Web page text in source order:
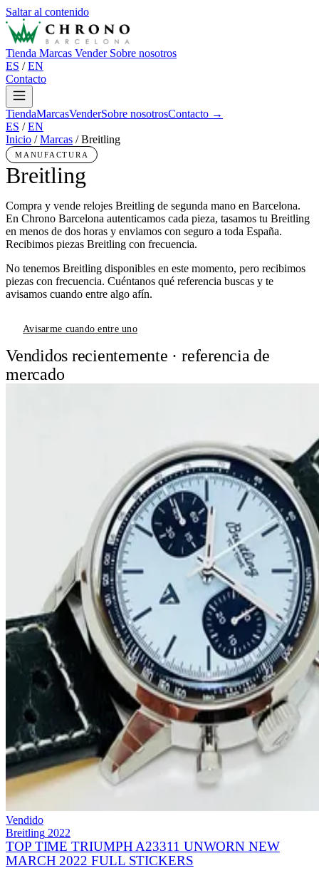
Saltar al contenido
Tienda Marcas Vender Sobre nosotros
ES / EN
Contacto
TiendaMarcasVenderSobre nosotrosContacto →
ES / EN
Inicio / Marcas / Breitling
MANUFACTURA
Breitling
Compra y vende relojes Breitling de segunda mano en Barcelona.
En Chrono Barcelona autenticamos cada pieza, tasamos tu Breitling
en menos de dos horas y enviamos con seguro a toda España.
Recibimos piezas Breitling con frecuencia.
No tenemos Breitling disponibles en este momento, pero recibimos
piezas con frecuencia. Cuéntanos qué referencia buscas y te
avisamos cuando entre algo afín.
Avisarme cuando entre uno
Vendidos recientemente · referencia de
mercado
Vendido
Breitling 2022
TOP TIME TRIUMPH A23311 UNWORN NEW
MARCH 2022 FULL STICKERS